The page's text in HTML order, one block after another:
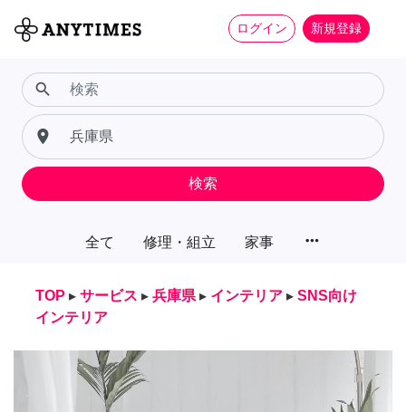
ログイン 新規登録
全て 修理・組立 家事 more_horiz
search
place
検索
TOP ▸ サービス ▸ 兵庫県 ▸ インテリア ▸ SNS向け
インテリア